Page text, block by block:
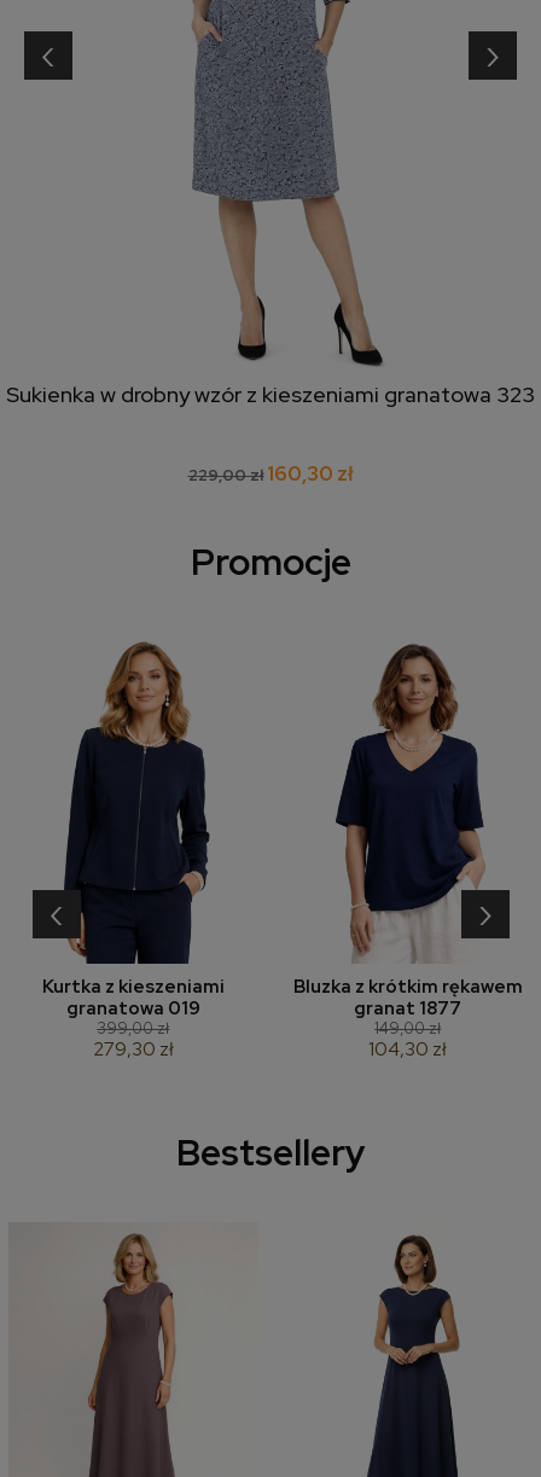
Sukienka w drobny wzór z kieszeniami granatowa 323
229,00 zł 160,30 zł
‹ ›
Promocje
Kurtka z kieszeniami
granatowa 019
399,00 zł
279,30 zł
Bluzka z krótkim rękawem
granat 1877
149,00 zł
104,30 zł
‹ ›
Bestsellery